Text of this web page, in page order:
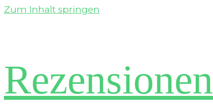
Zum Inhalt springen
Rezensionen